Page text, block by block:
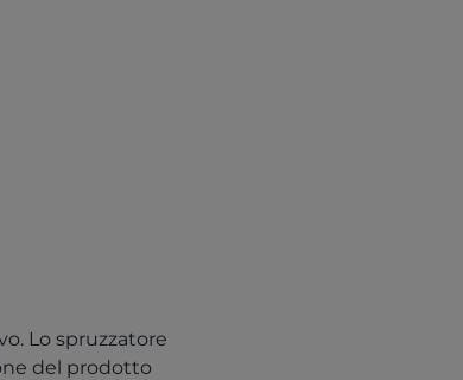
Lo spruzzatore
del prodotto